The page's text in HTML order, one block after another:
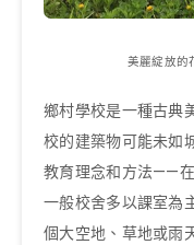
美麗綻放的
鄉村學校是一種古典
校的建築物可能未如
教育理念和方法——在
一般校舍多以課室為
個大空地、草地或雨